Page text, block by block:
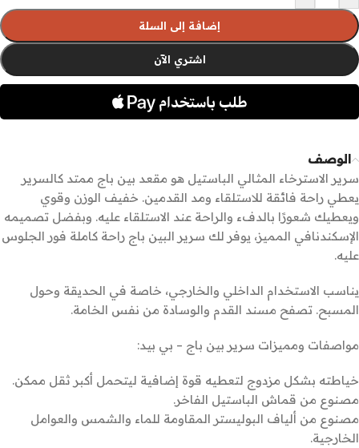
إضافة إلى السلة
اشتري الآن
الوصف
سرير الاسترخاء المثالي الباستيل هو مقعد بين باج ممتد كالسرير
يعطي راحة فائقة للاستلقاء ومد القدمين. خفيف الوزن وقوي
ويعطيك شعورًا بالدفء والراحة عند الاستلقاء عليه. وبفضل تصميمه
الإسكندنافي المميز، يوفر لك سرير البين باج راحة كاملة فور الجلوس
عليه.
يناسب الاستخدام الداخلي والخارجي، خاصة في الحديقة وحول
المسبح. تصفح مسند القدم والوسادة من نفس الخامة.
مواصفات ومميزات سرير بين باج – بي بيد:
خياطته بشكل مزدوج لتعطيه قوة إضافية ليتحمل أكبر ثقل ممكن.
مصنوع من قماش الباستيل الفاخر.
مصنوع من ألياف البوليستر المقاومة للماء والشمس والعوامل
الخارجية.